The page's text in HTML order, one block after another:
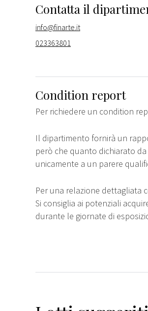
Contatta il
info@finarte.it
023363801
Condition report
Per richiedere un condition
Il dipartimento fornirà un
però che quanto dichiarato
unicamente a un parere
Per una relazione dettagliata
Si consiglia ai potenziali
durante le giornate di